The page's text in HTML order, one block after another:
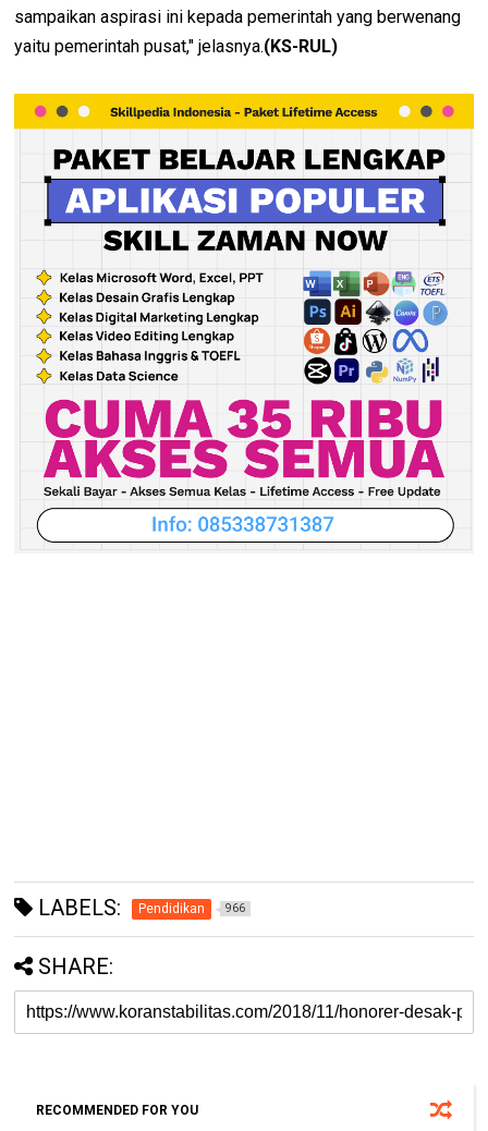
sampaikan aspirasi ini kepada pemerintah yang berwenang
yaitu pemerintah pusat," jelasnya.(KS-RUL)
LABELS: Pendidikan 966
SHARE:
RECOMMENDED FOR YOU